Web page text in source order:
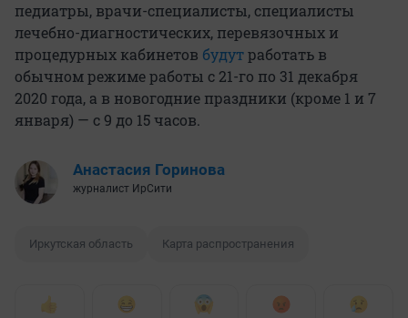
педиатры, врачи-специалисты, специалисты
лечебно-диагностических, перевязочных и
процедурных кабинетов будутработать в
обычном режиме работы с 21-го по 31 декабря
2020 года, а в новогодние праздники (кроме 1 и 7
января) — с 9 до 15 часов.
Анастасия Горинова
журналист ИрСити
Иркутская область Карта распространения